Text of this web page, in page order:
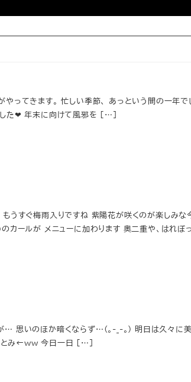
ってきます。 忙しい季節、 あっという間の一年
した❤︎ 年末に向けて風邪を […]
うすぐ梅雨入りですね 紫陽花が咲くのが楽しみな
のカールが メニューに加わります 奥二重や、はれ
… 思いのほか暗くならず…(｡-_-｡) 明日は久々に
とみ←ww 今日一日 […]